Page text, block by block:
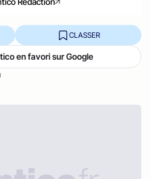
CLASSER
en favori sur Google